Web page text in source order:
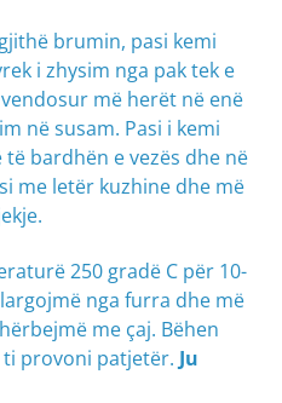
brumin, pasi kemi
i zhysim nga pak tek e
më herët në enë
në susam. Pasi i kemi
bardhën e vezës dhe në
me letër kuzhine dhe më
250 gradë C për 10-
nga furra dhe më
me çaj. Bëhen
provoni patjetër. Ju